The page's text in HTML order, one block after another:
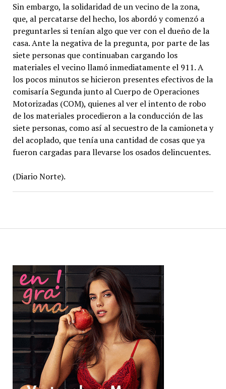
Sin embargo, la solidaridad de un vecino de la zona,
que, al percatarse del hecho, los abordó y comenzó a
preguntarles si tenían algo que ver con el dueño de la
casa. Ante la negativa de la pregunta, por parte de las
siete personas que continuaban cargando los
materiales el vecino llamó inmediatamente el 911. A
los pocos minutos se hicieron presentes efectivos de la
comisaría Segunda junto al Cuerpo de Operaciones
Motorizadas (COM), quienes al ver el intento de robo
de los materiales procedieron a la conducción de las
siete personas, como así al secuestro de la camioneta y
del acoplado, que tenía una cantidad de cosas que ya
fueron cargadas para llevarse los osados delincuentes.
(Diario Norte).